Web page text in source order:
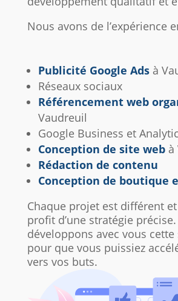
Nous avons de l’expérience
Publicité Google Adsà
Réseaux sociaux
Référencement web
Vaudreuil
Google Business et
Conception de site webà
Rédaction de contenu
Conception de boutique
Chaque projet est différent
profit d’une stratégie
développons avec vous cette
pour que vous puissiez
vers vos buts.